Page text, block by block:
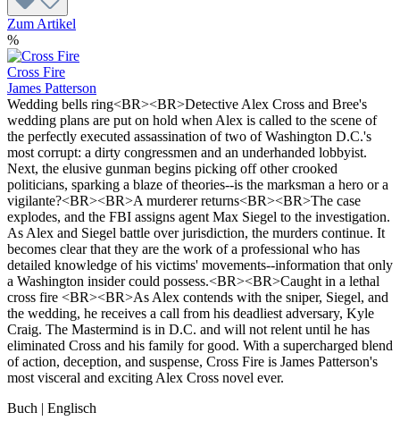
Zum Artikel
%
Cross Fire
James Patterson
Wedding bells ring<BR><BR>Detective Alex Cross and Bree's
wedding plans are put on hold when Alex is called to the scene of
the perfectly executed assassination of two of Washington D.C.'s
most corrupt: a dirty congressmen and an underhanded lobbyist.
Next, the elusive gunman begins picking off other crooked
politicians, sparking a blaze of theories--is the marksman a hero or a
vigilante?<BR><BR>A murderer returns<BR><BR>The case
explodes, and the FBI assigns agent Max Siegel to the investigation.
As Alex and Siegel battle over jurisdiction, the murders continue. It
becomes clear that they are the work of a professional who has
detailed knowledge of his victims' movements--information that only
a Washington insider could possess.<BR><BR>Caught in a lethal
cross fire <BR><BR>As Alex contends with the sniper, Siegel, and
the wedding, he receives a call from his deadliest adversary, Kyle
Craig. The Mastermind is in D.C. and will not relent until he has
eliminated Cross and his family for good. With a supercharged blend
of action, deception, and suspense, Cross Fire is James Patterson's
most visceral and exciting Alex Cross novel ever.
Buch | Englisch